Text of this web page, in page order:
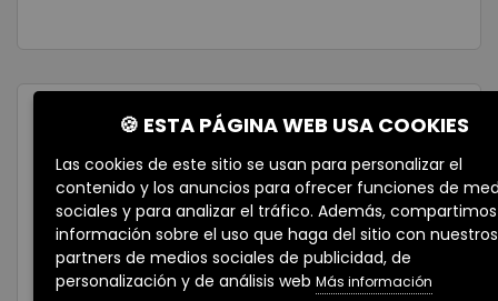
TU ASESOR INMOBILIARIO
🍪 ESTA PÁGINA WEB USA COOKIES
Las cookies de este sitio se usan para personalizar el
contenido y los anuncios para ofrecer funciones de
sociales y para analizar el tráfico. Además, compartimos
información sobre el uso que haga del sitio con nuestros
partners de medios sociales de publicidad, de
personalización y de análisis web Más información